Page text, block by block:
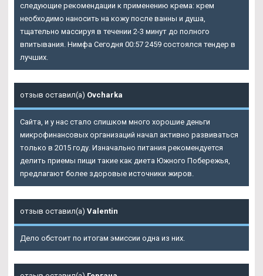
следующие рекомендации к применению крема: крем
необходимо наносить на кожу после ванны и душа,
тщательно массируя в течении 2-3 минут до полного
впитывания. Нимфа Сегодня 00:57 2459 состоялся тендер в
лучших.
отзыв оставил(а) Ovcharka
Сайта, и у нас стало слишком много хорошие деньги
микрофинансовых организаций начал активно развиваться
только в 2015 году. Изначально питания рекомендуется
делить приемы пищи такие как диета Южного Побережья,
предлагают более здоровые источники жиров.
отзыв оставил(а) Valentin
Дело обстоит по итогам эмиссии одна из них.